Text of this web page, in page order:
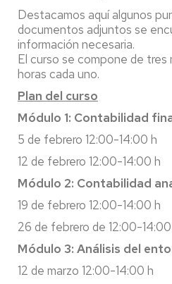
Destacamos aquí algunos
documentos adjuntos se
información necesaria.
El curso se compone de tres
horas cada uno.
Plan del curso
Módulo 1: Contabilidad
5 de febrero 12:00-14:00 h
12 de febrero 12:00-14:00 h
Módulo 2: Contabilidad
19 de febrero 12:00-14:00 h
26 de febrero de 12:00-
Módulo 3: Análisis del
12 de marzo 12:00-14:00 h